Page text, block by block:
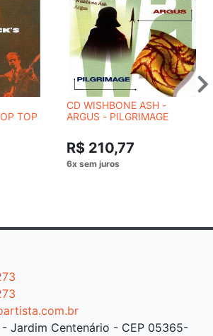
TOP
CD WISHBONE ASH -
ARGUS - PILGRIMAGE
R$ 210,77
- Jardim Centenário - CEP 05365-